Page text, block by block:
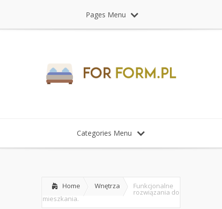
Pages Menu
Categories Menu
Home Wnętrza Funkcjonalne
rozwiązania do
mieszkania.